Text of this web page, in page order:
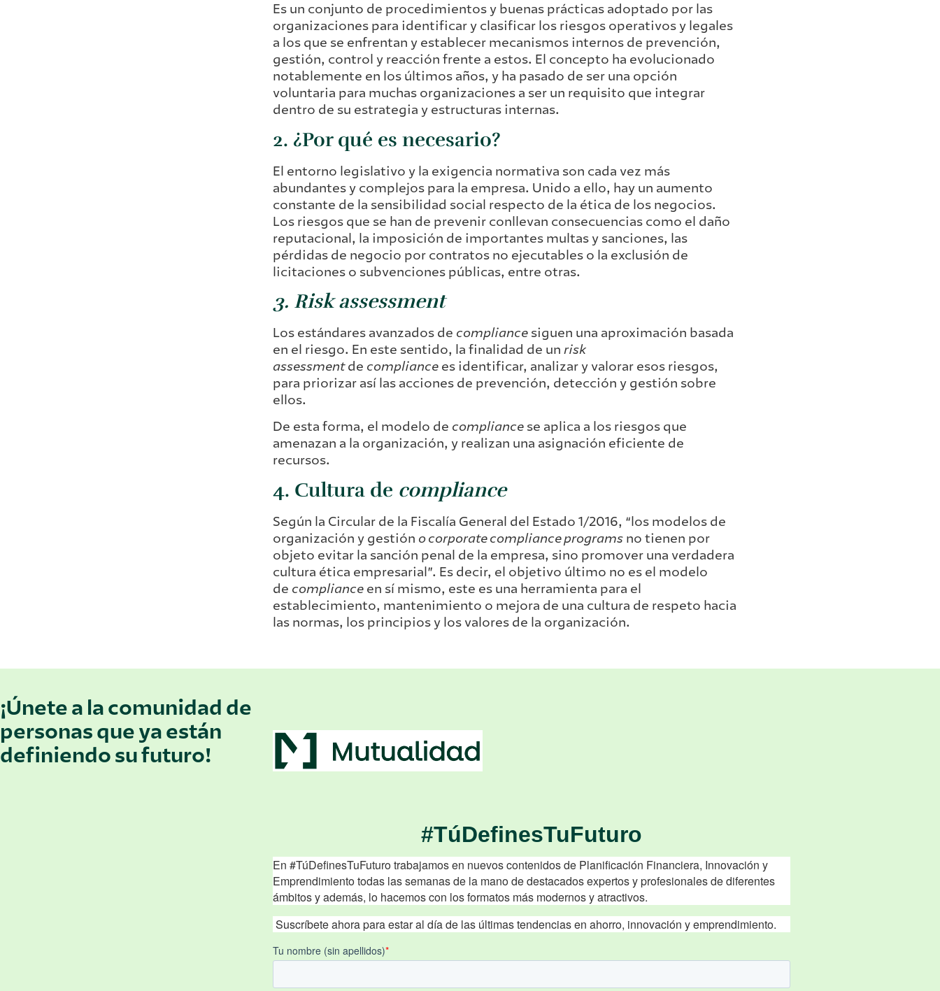
Es un conjunto de procedimientos y buenas prácticas adoptado por las
organizaciones para identificar y clasificar los riesgos operativos y legales
a los que se enfrentan y establecer mecanismos internos de prevención,
gestión, control y reacción frente a estos. El concepto ha evolucionado
notablemente en los últimos años, y ha pasado de ser una opción
voluntaria para muchas organizaciones a ser un requisito que integrar
dentro de su estrategia y estructuras internas.
2. ¿Por qué es necesario?
El entorno legislativo y la exigencia normativa son cada vez más
abundantes y complejos para la empresa. Unido a ello, hay un aumento
constante de la sensibilidad social respecto de la ética de los negocios.
Los riesgos que se han de prevenir conllevan consecuencias como el daño
reputacional, la imposición de importantes multas y sanciones, las
pérdidas de negocio por contratos no ejecutables o la exclusión de
licitaciones o subvenciones públicas, entre otras.
3. Risk assessment
Los estándares avanzados de compliancesiguen una aproximación basada
en el riesgo. En este sentido, la finalidad de un risk
assessmentde compliancees identificar, analizar y valorar esos riesgos,
para priorizar así las acciones de prevención, detección y gestión sobre
ellos.
De esta forma, el modelo de compliancese aplica a los riesgos que
amenazan a la organización, y realizan una asignación eficiente de
recursos.
4. Cultura de compliance
Según la Circular de la Fiscalía General del Estado 1/2016, “los modelos de
organización y gestión o corporate compliance programsno tienen por
objeto evitar la sanción penal de la empresa, sino promover una verdadera
cultura ética empresarial”. Es decir, el objetivo último no es el modelo
de complianceen sí mismo, este es una herramienta para el
establecimiento, mantenimiento o mejora de una cultura de respeto hacia
las normas, los principios y los valores de la organización.
¡Únete a la comunidad de
personas que ya están
definiendo su futuro!